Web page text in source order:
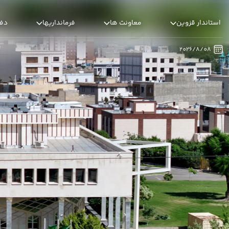
استاندار قزوین معاونت ها فرمانداریها
2026/8/08
استاندار قزوین - استانداری قزوین